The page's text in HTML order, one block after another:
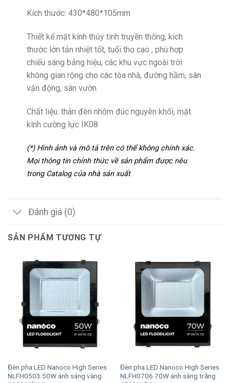
Kích thước: 430*480*105mm
Thiết kế mặt kính thủy tinh truyền thống, kích
thước lớn tản nhiệt tốt, tuổi thọ cao , phù hợp
chiếu sáng bảng hiệu, các khu vực ngoài trời
không gian rộng cho các tòa nhà, đường hầm, sân
vận động, sân vườn
Chất liệu: thân đèn nhôm đúc nguyên khối, mặt
kính cường lực IK08
(*) Hình ảnh và mô tả trên có thể không chính xác.
Mọi thông tin chính thức về sản phẩm được nêu
trong Catalog của nhà sản xuất
Đánh giá (0)
SẢN PHẨM TƯƠNG TỰ
Đèn pha LED Nanoco High Series
NLFH0503 50W ánh sáng vàng
Đèn pha LED Nanoco High Series
NLFH0706 70W ánh sáng trắng